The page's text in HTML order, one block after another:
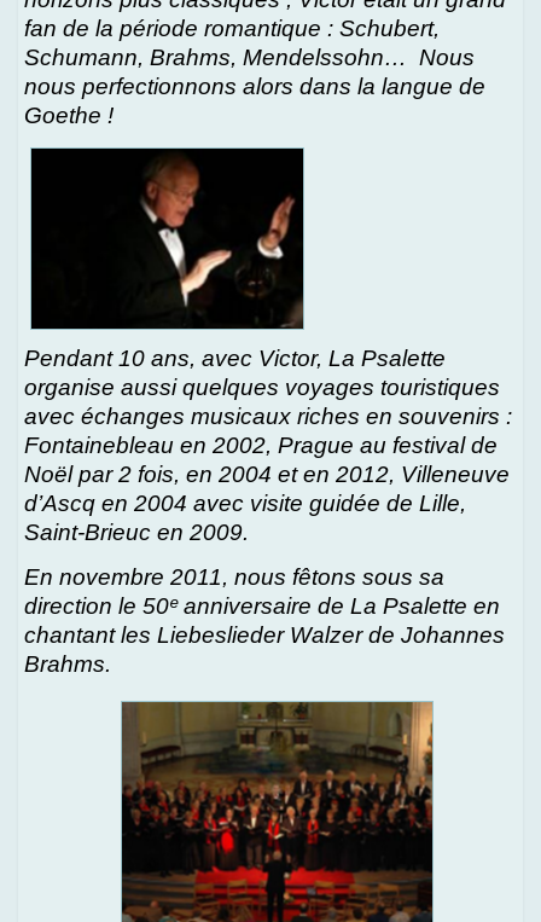
fan de la période romantique : Schubert,
Schumann, Brahms, Mendelssohn… Nous
nous perfectionnons alors dans la langue de
Goethe !
Pendant 10 ans, avec Victor, La Psalette
organise aussi quelques voyages touristiques
avec échanges musicaux riches en souvenirs :
Fontainebleau en 2002, Prague au festival de
Noël par 2 fois, en 2004 et en 2012, Villeneuve
d’Ascq en 2004 avec visite guidée de Lille,
Saint-Brieuc en 2009.
En novembre 2011, nous fêtons sous sa
direction le 50ᵉ anniversaire de La Psalette en
chantant les Liebeslieder Walzer de Johannes
Brahms.